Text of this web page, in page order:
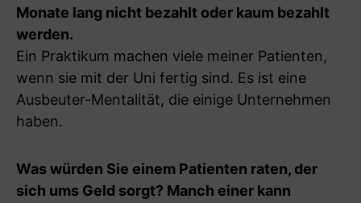
Monate lang nicht bezahlt oder kaum bezahlt
werden.
Ein Praktikum machen viele meiner Patienten,
wenn sie mit der Uni fertig sind. Es ist eine
Ausbeuter-Mentalität, die einige Unternehmen
haben.
Was würden Sie einem Patienten raten, der
sich ums Geld sorgt? Manch einer kann